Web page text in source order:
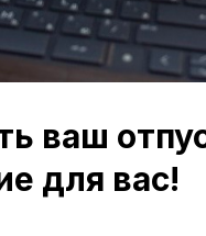
ваш
для вас!